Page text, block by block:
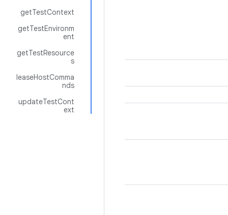
getTestContext
getTestEnvironm
ent
getTestResource
s
leaseHostComma
nds
updateTestCont
ext